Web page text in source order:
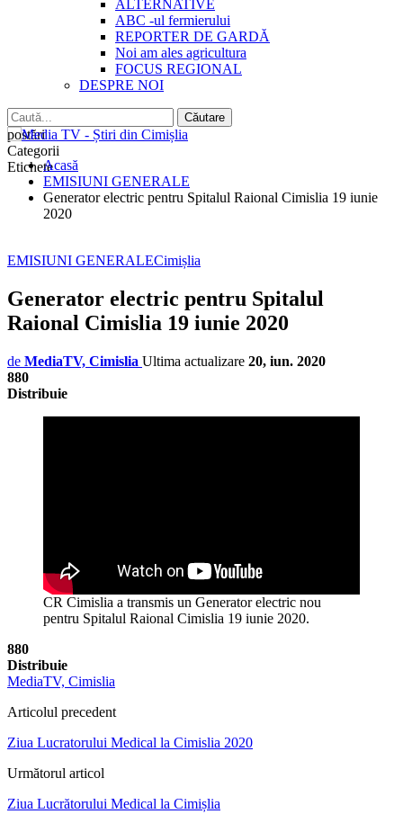
ALTERNATIVE
ABC -ul fermierului
REPORTER DE GARDĂ
Noi am ales agricultura
FOCUS REGIONAL
DESPRE NOI
postări
Categorii
EticheteAcasă
EMISIUNI GENERALE
Generator electric pentru Spitalul Raional Cimislia 19 iunie
2020
EMISIUNI GENERALECimișlia
Generator electric pentru Spitalul
Raional Cimislia 19 iunie 2020
de MediaTV, Cimislia Ultima actualizare 20, iun. 2020
880
Distribuie
CR Cimislia a transmis un Generator electric nou
pentru Spitalul Raional Cimislia 19 iunie 2020.
880
Distribuie
MediaTV, Cimislia
Articolul precedent
Ziua Lucratorului Medical la Cimislia 2020
Următorul articol
Ziua Lucrătorului Medical la Cimișlia